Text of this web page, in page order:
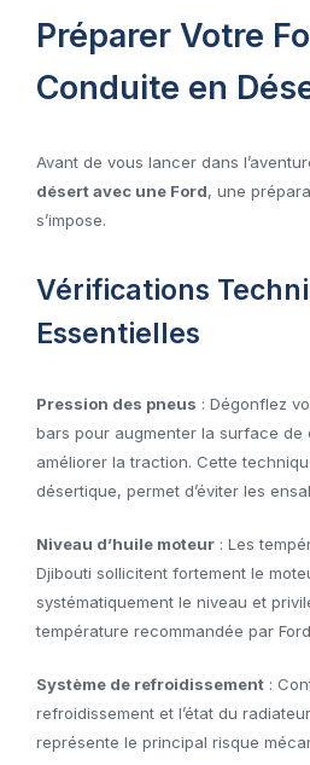
Préparer Votre
Conduite en
Avant de vous lancer dans
désert avec une Ford, une
s’impose.
Vérifications
Essentielles
Pression des pneus : Dégonflez
bars pour augmenter la surface
améliorer la traction. Cette
désertique, permet d’éviter les
Niveau d’huile moteur : Les
Djibouti sollicitent fortement le
systématiquement le niveau et
température recommandée par
Système de refroidissement :
refroidissement et l’état du
représente le principal risque